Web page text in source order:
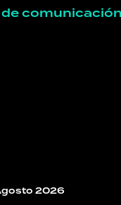
comunicación
2026